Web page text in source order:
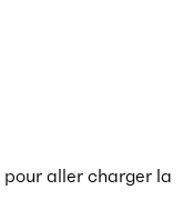
pour aller charger la